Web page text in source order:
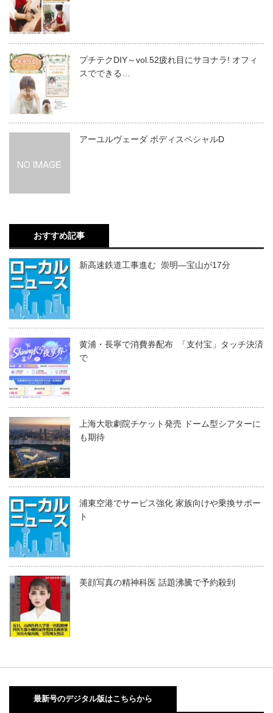
プチテクDIY～vol.52疲れ目にサヨナラ! オフィ
スでできる…
アーユルヴェーダ ボディスペシャルD
おすすめ記事
新高速鉄道工事進む 崇明―宝山が17分
黄浦・長寧で消費券配布 「支付宝」タッチ決済
で
上海大歌劇院チケット発売 ドーム型シアターに
も期待
浦東空港でサービス強化 家族向けや乗換サポー
ト
美顔写真の精神科医 話題沸騰で予約殺到
最新号のデジタル版はこちらから